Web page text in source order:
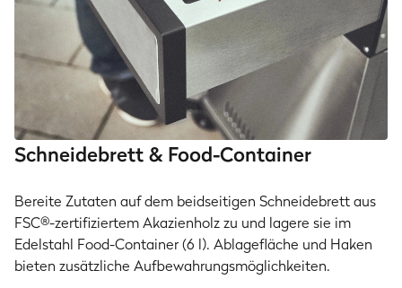
Schneidebrett & Food-Container
Bereite Zutaten auf dem beidseitigen Schneidebrett aus
FSC®-zertifiziertem Akazienholz zu und lagere sie im
Edelstahl Food-Container (6 l). Ablagefläche und Haken
bieten zusätzliche Aufbewahrungsmöglichkeiten.